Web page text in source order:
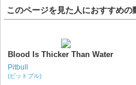
このページを見た人におすすめの
Blood Is Thicker Than Water
Pitbull
(ピットブル)